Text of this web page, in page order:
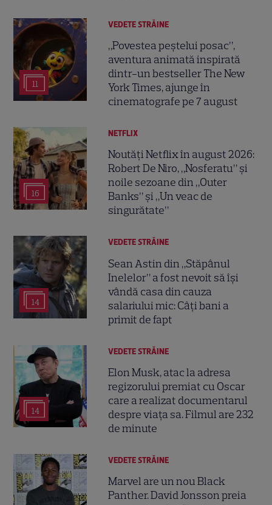
11
VEDETE STRĂINE
„Povestea peștelui posac”,
aventura animată inspirată
dintr-un bestseller The New
York Times, ajunge în
cinematografe pe 7 august
16
NETFLIX
Noutăți Netflix în august 2026:
Robert De Niro, „Nosferatu” și
noile sezoane din „Outer
Banks” și „Un veac de
singurătate”
14
VEDETE STRĂINE
Sean Astin din „Stăpânul
Inelelor” a fost nevoit să își
vândă casa din cauza
salariului mic: Câți bani a
primit de fapt
14
VEDETE STRĂINE
Elon Musk, atac la adresa
regizorului premiat cu Oscar
care a realizat documentarul
despre viața sa. Filmul are 232
de minute
VEDETE STRĂINE
Marvel are un nou Black
Panther. David Jonsson preia